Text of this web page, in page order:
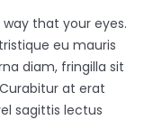
that your eyes.
eu mauris
diam, fringilla sit
at erat
sagittis lectus